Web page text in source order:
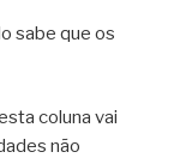
sabe que os
coluna vai
não